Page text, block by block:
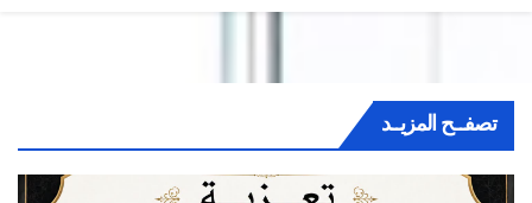
تصفــح المزيــد